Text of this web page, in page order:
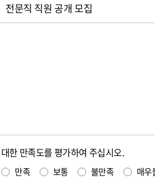
전문직 직원 공개 모집
한 만족도를 평가하여 주십시오.
만족 보통 불만족 매우